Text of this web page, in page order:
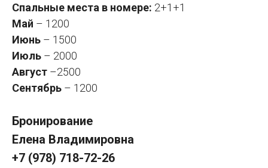
Спальные места в номере: 2+1+1
Май – 1200
Июнь – 1500
Июль – 2000
Август –2500
Сентябрь – 1200
Бронирование
Елена Владимировна
+7 (978) 718-72-26